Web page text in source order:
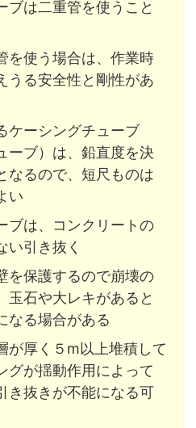
ブは二重管を使うこと
を使う場合は、作業時
うる安全性と剛性があ
ケーシングチューブ
ーブ）は、鉛直度を決
なるので、短尺ものは
い
ブは、コンクリートの
い引き抜く
を保護するので崩壊の
玉石や大レキがあると
なる場合がある
が厚く５m以上堆積して
グが揺動作用によって
き抜きが不能になる可